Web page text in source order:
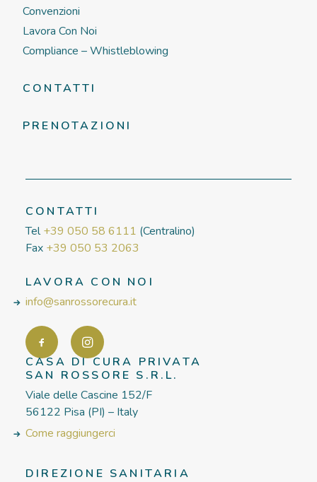
Convenzioni
Lavora Con Noi
Compliance – Whistleblowing
CONTATTI
PRENOTAZIONI
CONTATTI
Tel+39 050 58 6111 (Centralino)
Fax +39 050 53 2063
LAVORA CON NOI
info@sanrossorecura.it
CASA DI CURA PRIVATA
SAN ROSSORE S.R.L.
Viale delle Cascine 152/F
56122 Pisa (PI) – Italy
Come raggiungerci
DIREZIONE SANITARIA